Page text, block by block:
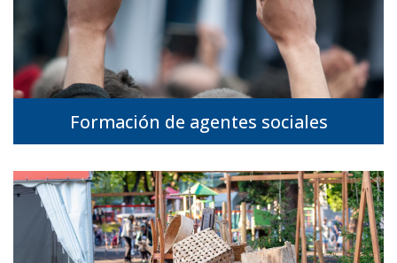
Formación de agentes sociales